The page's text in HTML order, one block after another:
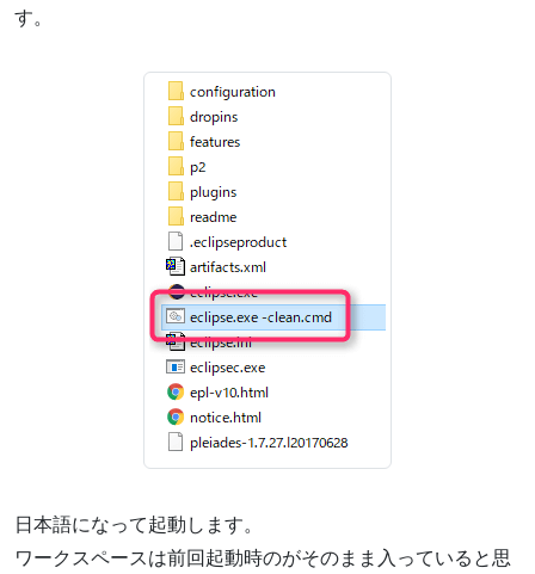
す。
日本語になって起動します。
ワークスペースは前回起動時のがそのまま入っていると思